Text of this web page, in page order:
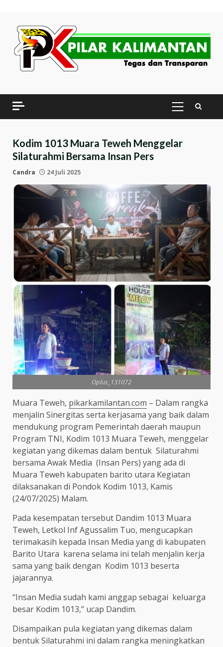
content
PRIMARY
MENU
Kodim 1013 Muara Teweh Menggelar
Silaturahmi Bersama Insan Pers
Candra 24 Juli 2025
Oplus_131072
Muara Teweh, pikarkamilantan.com – Dalam rangka
menjalin Sinergitas serta kerjasama yang baik dalam
mendukung program Pemerintah daerah maupun
Program TNI, Kodim 1013 Muara Teweh, menggelar
kegiatan yang dikemas dalam bentuk Silaturahmi
bersama Awak Media (Insan Pers) yang ada di
Muara Teweh kabupaten barito utara Kegiatan
dilaksanakan di Pondok Kodim 1013, Kamis
(24/07/2025) Malam.
Pada kesempatan tersebut Dandim 1013 Muara
Teweh, Letkol Inf Agussalim Tuo, mengucapkan
terimakasih kepada Insan Media yang di kabupaten
Barito Utara karena selama ini telah menjalin kerja
sama yang baik dengan Kodim 1013 beserta
jajarannya.
“Insan Media sudah kami anggap sebagai keluarga
besar Kodim 1013,” ucap Dandim.
Disampaikan pula kegiatan yang dikemas dalam
bentuk Silaturahmi ini dalam rangka meningkatkan